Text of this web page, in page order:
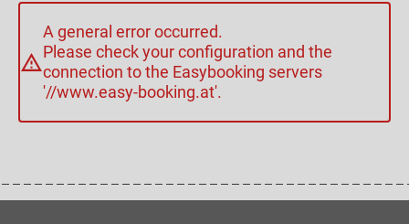
A general error occurred.
Please check your configuration and the
connection to the Easybooking servers
'//www.easy-booking.at'.